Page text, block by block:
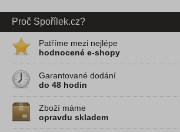
Proč Spořílek.cz?
Patříme mezi nejlépe
hodnocené e-shopy
Garantované dodání
do 48 hodin
Zboží máme
opravdu skladem